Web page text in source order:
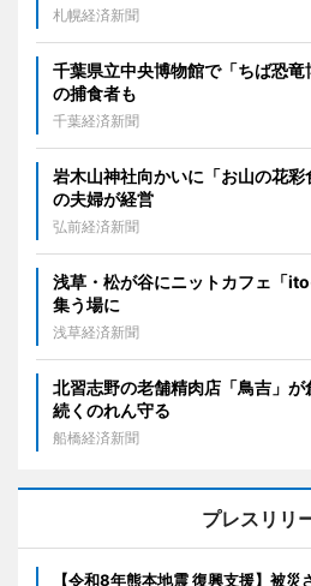
札幌経済新聞
千葉県立中央博物館で「ちば恐
の捕食者も
千葉経済新聞
岩木山神社向かいに「お山の花
の夫婦が経営
弘前経済新聞
浅草・松が谷にニットカフェ「
集う場に
浅草経済新聞
北習志野の老舗精肉店「鳥吉」
続くのれん守る
船橋経済新聞
プレスリリ
【令和8年熊本地震 復興支援】被